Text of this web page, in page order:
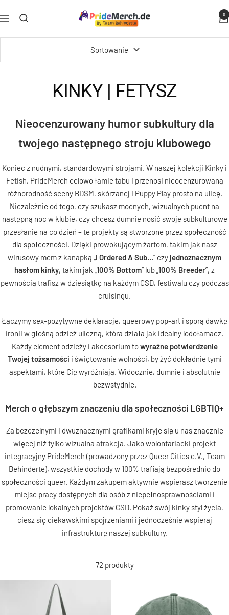
do
Nawigacja
PrideMerch.de
Behinderte
Cities
0
Sortowanie
KINKY | FETYSZ
Nieocenzurowany humor subkultury dla
twojego następnego stroju klubowego
Koniec z nudnymi, standardowymi strojami. W naszej kolekcji Kinky i
Fetish, PrideMerch celowo łamie tabu i przenosi nieocenzurowaną
różnorodność sceny BDSM, skórzanej i Puppy Play prosto na ulicę.
Niezależnie od tego, czy szukasz mocnych, wizualnych puent na
następną noc w klubie, czy chcesz dumnie nosić swoje subkulturowe
przesłanie na co dzień – te projekty są stworzone przez społeczność
dla społeczności. Dzięki prowokującym żartom, takim jak nasz
wirusowy mem z kanapką „I Ordered A Sub...” czy jednoznacznym
hasłom kinky, takim jak „100% Bottom” lub „100% Breeder”, z
pewnością trafisz w dziesiątkę na każdym CSD, festiwalu czy podczas
cruisingu.
Łączymy sex-pozytywne deklaracje, queerowy pop-art i sporą dawkę
ironii w głośną odzież uliczną, która działa jak idealny lodołamacz.
Każdy element odzieży i akcesorium towyraźne potwierdzenie
Twojej tożsamości i świętowanie wolności, by żyć dokładnie tymi
aspektami, które Cię wyróżniają. Widocznie, dumnie i absolutnie
bezwstydnie.
Merch o głębszym znaczeniu dla społeczności LGBTIQ+
Za bezczelnymi i dwuznacznymi grafikami kryje się u nas znacznie
więcej niż tylko wizualna atrakcja. Jako wolontariacki projekt
integracyjny PrideMerch (prowadzony przez Queer Cities e.V., Team
Behinderte), wszystkie dochody w 100% trafiają bezpośrednio do
społeczności queer. Każdym zakupem aktywnie wspierasz tworzenie
miejsc pracy dostępnych dla osób z niepełnosprawnościami i
promowanie lokalnych projektów CSD. Pokaż swój kinky styl życia,
ciesz się ciekawskimi spojrzeniami i jednocześnie wspieraj
infrastrukturę naszej subkultury.
72 produkty